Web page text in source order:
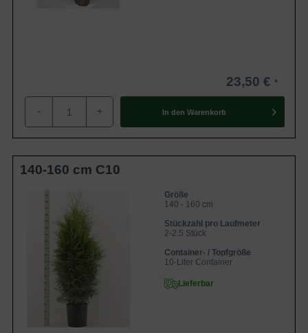
23,50 €
- + In den Warenkorb
140-160 cm C10
Größe
140 - 160 cm
Stückzahl pro Laufmeter
2-2,5 Stück
Container- / Topfgröße
10-Liter Container
Lieferbar